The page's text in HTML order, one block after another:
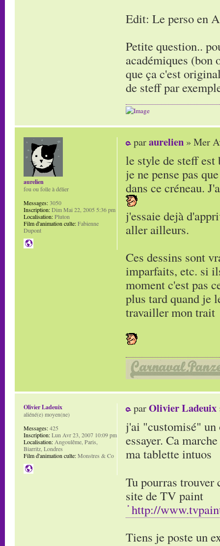
Edit: Le perso en
Petite question..
académiques (bon
que ça c'est
de steff par
paraurelien » Mer
le style de steff
je ne pense pas
dans ce créneau.
j'essaie dejà
aller ailleurs.
Ces dessins sont
imparfaits, etc. si
moment c'est pas
plus tard quand je
travailler mon trait
aurelien
fou ou folle à délier
Messages:3050
Inscription:Dim Mai 22, 2005 5:36 pm
Localisation:Pluton
Film d'animation culte:Fabienne
Dupont
parOlivier Ladeuix
j'ai "customisé"
essayer. Ca
ma tablette intuos
Tu pourras
site de TV paint
http://
Tiens je poste un
Olivier Ladeuix
aliéné(e) moyen(ne)
Messages:425
Inscription:Lun Avr 23, 2007 10:09 pm
Localisation: Angoulême, Paris,
Biarritz, Londres
Film d'animation culte:Monstres & Co